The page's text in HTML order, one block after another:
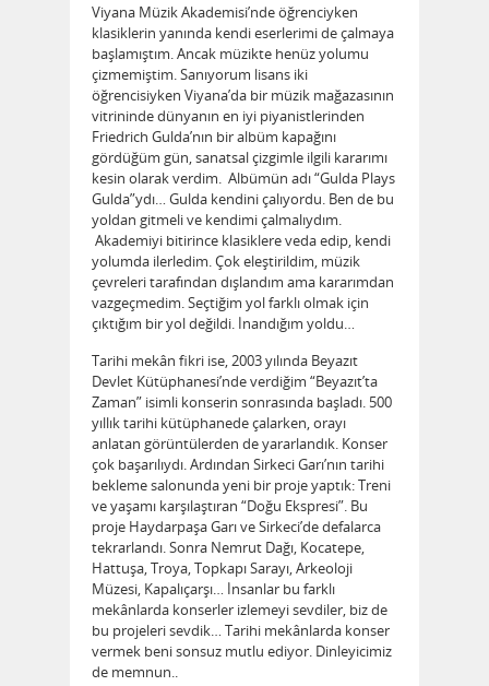
Viyana Müzik Akademisi’nde öğrenciyken
klasiklerin yanında kendi eserlerimi de çalmaya
başlamıştım. Ancak müzikte henüz yolumu
çizmemiştim. Sanıyorum lisans iki
öğrencisiyken Viyana’da bir müzik mağazasının
vitrininde dünyanın en iyi piyanistlerinden
Friedrich Gulda’nın bir albüm kapağını
gördüğüm gün, sanatsal çizgimle ilgili kararımı
kesin olarak verdim. Albümün adı “Gulda Plays
Gulda”ydı… Gulda kendini çalıyordu. Ben de bu
yoldan gitmeli ve kendimi çalmalıydım.
Akademiyi bitirince klasiklere veda edip, kendi
yolumda ilerledim. Çok eleştirildim, müzik
çevreleri tarafından dışlandım ama kararımdan
vazgeçmedim. Seçtiğim yol farklı olmak için
çıktığım bir yol değildi. İnandığım yoldu…
Tarihi mekân fikri ise, 2003 yılında Beyazıt
Devlet Kütüphanesi’nde verdiğim “Beyazıt’ta
Zaman” isimli konserin sonrasında başladı. 500
yıllık tarihi kütüphanede çalarken, orayı
anlatan görüntülerden de yararlandık. Konser
çok başarılıydı. Ardından Sirkeci Garı’nın tarihi
bekleme salonunda yeni bir proje yaptık: Treni
ve yaşamı karşılaştıran “Doğu Ekspresi”. Bu
proje Haydarpaşa Garı ve Sirkeci’de defalarca
tekrarlandı. Sonra Nemrut Dağı, Kocatepe,
Hattuşa, Troya, Topkapı Sarayı, Arkeoloji
Müzesi, Kapalıçarşı… İnsanlar bu farklı
mekânlarda konserler izlemeyi sevdiler, biz de
bu projeleri sevdik… Tarihi mekânlarda konser
vermek beni sonsuz mutlu ediyor. Dinleyicimiz
de memnun..